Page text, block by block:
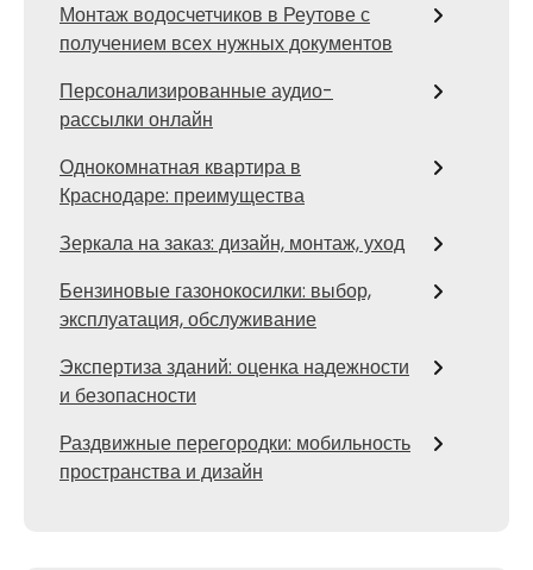
Монтаж водосчетчиков в Реутове с
получением всех нужных документов
Персонализированные аудио-
рассылки онлайн
Однокомнатная квартира в
Краснодаре: преимущества
Зеркала на заказ: дизайн, монтаж, уход
Бензиновые газонокосилки: выбор,
эксплуатация, обслуживание
Экспертиза зданий: оценка надежности
и безопасности
Раздвижные перегородки: мобильность
пространства и дизайн